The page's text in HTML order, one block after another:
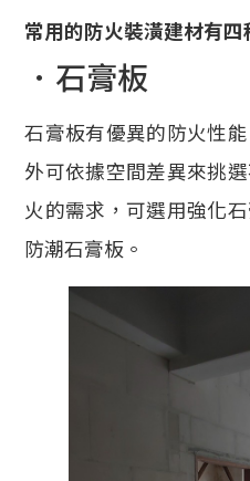
常用的防火裝潢建材有四
．石膏板
石膏板有優異的防火性
外可依據空間差異來挑
火的需求，可選用強化
防潮石膏板。